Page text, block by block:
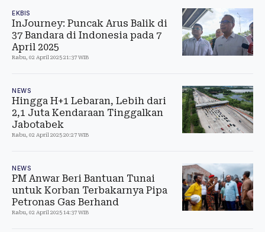
EKBIS
InJourney: Puncak Arus Balik di
37 Bandara di Indonesia pada 7
April 2025
Rabu, 02 April 2025 21:37 WIB
NEWS
Hingga H+1 Lebaran, Lebih dari
2,1 Juta Kendaraan Tinggalkan
Jabotabek
Rabu, 02 April 2025 20:27 WIB
NEWS
PM Anwar Beri Bantuan Tunai
untuk Korban Terbakarnya Pipa
Petronas Gas Berhand
Rabu, 02 April 2025 14:37 WIB